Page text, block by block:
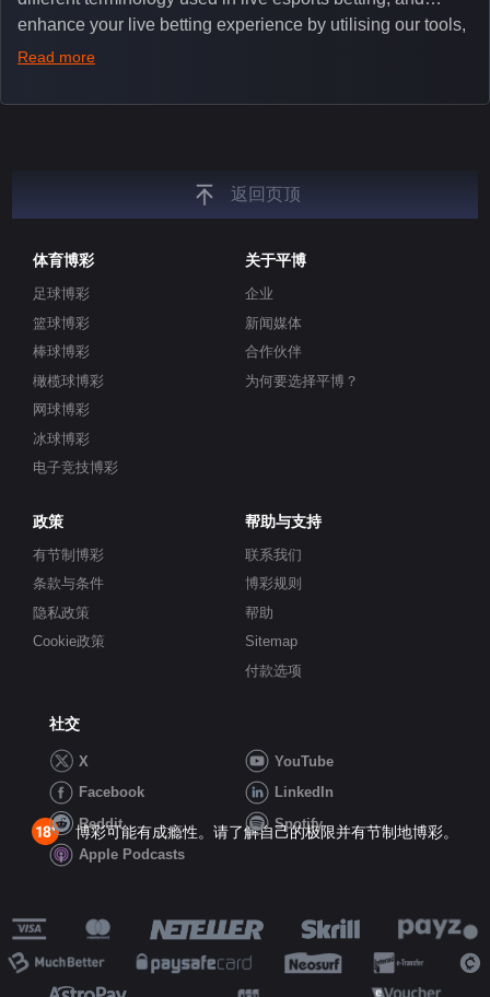
enhance your live betting experience by utilising our tools,
such as integrated live broadcasts, match and round
unique insights on the latest esports events.
Read more
返回页顶
体育博彩
足球博彩
篮球博彩
棒球博彩
橄榄球博彩
网球博彩
冰球博彩
电子竞技博彩
关于平博
企业
新闻媒体
合作伙伴
为何要选择平博？
政策
有节制博彩
条款与条件
隐私政策
Cookie政策
帮助与支持
联系我们
博彩规则
帮助
Sitemap
付款选项
社交
X
YouTube
Facebook
LinkedIn
Reddit
Spotify
Apple Podcasts
博彩可能有成瘾性。请了解自己的极限并有节制地博彩。